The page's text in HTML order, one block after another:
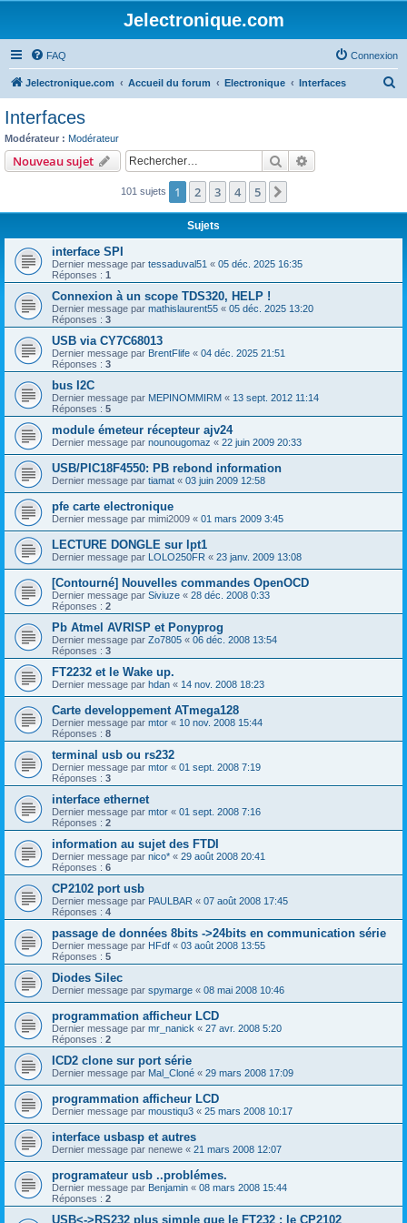
Jelectronique.com
FAQ Connexion
Jelectronique.com Accueil du forum Electronique Interfaces
c
Interfaces
Modérateur : Modérateur
Nouveau sujet Rechercher
101 sujets 1 2 3 4 5
Sujets
interface SPI
Dernier message par tessaduval51 « 05 déc. 2025 16:35
Réponses : 1
Connexion à un scope TDS320, HELP !
Dernier message par mathislaurent55 « 05 déc. 2025 13:20
Réponses : 3
USB via CY7C68013
Dernier message par BrentFlife « 04 déc. 2025 21:51
Réponses : 3
bus I2C
Dernier message par MEPINOMMIRM « 13 sept. 2012 11:14
Réponses : 5
module émeteur récepteur ajv24
Dernier message par nounougomaz « 22 juin 2009 20:33
USB/PIC18F4550: PB rebond information
Dernier message par tiamat « 03 juin 2009 12:58
pfe carte electronique
Dernier message par mimi2009 « 01 mars 2009 3:45
LECTURE DONGLE sur lpt1
Dernier message par LOLO250FR « 23 janv. 2009 13:08
[Contourné] Nouvelles commandes OpenOCD
Dernier message par Siviuze « 28 déc. 2008 0:33
Réponses : 2
Pb Atmel AVRISP et Ponyprog
Dernier message par Zo7805 « 06 déc. 2008 13:54
Réponses : 3
FT2232 et le Wake up.
Dernier message par hdan « 14 nov. 2008 18:23
Carte developpement ATmega128
Dernier message par mtor « 10 nov. 2008 15:44
Réponses : 8
terminal usb ou rs232
Dernier message par mtor « 01 sept. 2008 7:19
Réponses : 3
interface ethernet
Dernier message par mtor « 01 sept. 2008 7:16
Réponses : 2
information au sujet des FTDI
Dernier message par nico* « 29 août 2008 20:41
Réponses : 6
CP2102 port usb
Dernier message par PAULBAR « 07 août 2008 17:45
Réponses : 4
passage de données 8bits ->24bits en communication série
Dernier message par HFdf « 03 août 2008 13:55
Réponses : 5
Diodes Silec
Dernier message par spymarge « 08 mai 2008 10:46
programmation afficheur LCD
Dernier message par mr_nanick « 27 avr. 2008 5:20
Réponses : 2
ICD2 clone sur port série
Dernier message par Mal_Cloné « 29 mars 2008 17:09
programmation afficheur LCD
Dernier message par moustiqu3 « 25 mars 2008 10:17
interface usbasp et autres
Dernier message par nenewe « 21 mars 2008 12:07
programateur usb ..problémes.
Dernier message par Benjamin « 08 mars 2008 15:44
Réponses : 2
USB<->RS232 plus simple que le FT232 : le CP2102